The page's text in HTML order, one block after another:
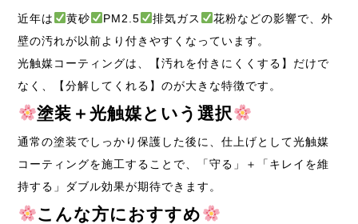
近年は 黄砂 PM2.5 排気ガス
花粉などの影響で、外
壁の汚れが以前より付きやすくなっています。
光触媒コーティングは、【汚れを付きにくくする】だけで
なく、【分解してくれる】のが大きな特徴です。
塗装＋光触媒という選択
通常の塗装でしっかり保護した後に、仕上げとして光触媒
コーティングを施工することで、「守る」＋「キレイを維
持する」ダブル効果が期待できます。
こんな方におすすめ